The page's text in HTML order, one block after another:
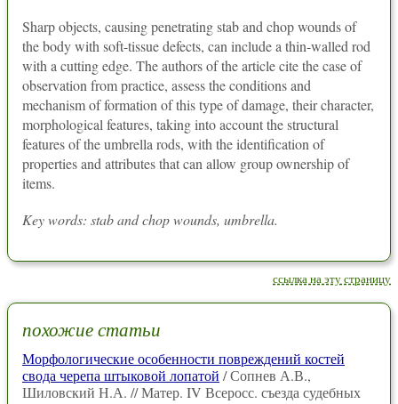
Sharp objects, causing penetrating stab and chop wounds of
the body with soft-tissue defects, can include a thin-walled rod
with a cutting edge. The authors of the article cite the case of
observation from practice, assess the conditions and
mechanism of formation of this type of damage, their character,
morphological features, taking into account the structural
features of the umbrella rods, with the identification of
properties and attributes that can allow group ownership of
items.
Key words: stab and chop wounds, umbrella.
ссылка на эту страницу
похожие статьи
Морфологические особенности повреждений костей
свода черепа штыковой лопатой / Сопнев А.В.,
Шиловский Н.А. // Матер. IV Всеросс. съезда судебных